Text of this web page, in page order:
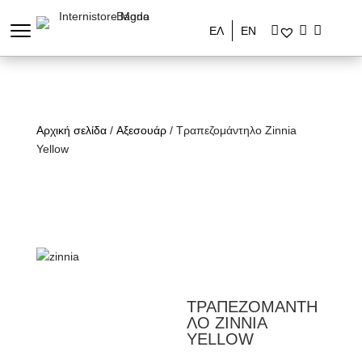
ΕΛ ΕΝ
Αρχική σελίδα/ Αξεσουάρ/ Τραπεζομάντηλο Zinnia
Yellow
ΤΡΑΠΕΖΟΜΑΝΤΗ
ΛΟ ZINNIA
YELLOW